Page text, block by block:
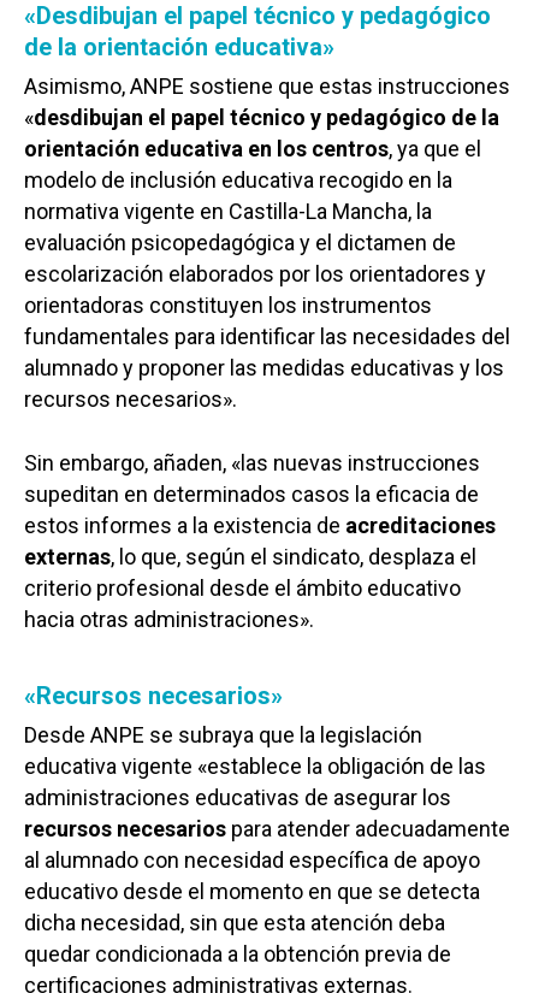
«Desdibujan el papel técnico y pedagógico
de la orientación educativa»
Asimismo, ANPE sostiene que estas instrucciones
«desdibujan el papel técnico y pedagógico de la
orientación educativa en los centros, ya que el
modelo de inclusión educativa recogido en la
normativa vigente en Castilla-La Mancha, la
evaluación psicopedagógica y el dictamen de
escolarización elaborados por los orientadores y
orientadoras constituyen los instrumentos
fundamentales para identificar las necesidades del
alumnado y proponer las medidas educativas y los
recursos necesarios».
Sin embargo, añaden, «las nuevas instrucciones
supeditan en determinados casos la eficacia de
estos informes a la existencia de acreditaciones
externas, lo que, según el sindicato, desplaza el
criterio profesional desde el ámbito educativo
hacia otras administraciones».
«Recursos necesarios»
Desde ANPE se subraya que la legislación
educativa vigente «establece la obligación de las
administraciones educativas de asegurar los
recursos necesarios para atender adecuadamente
al alumnado con necesidad específica de apoyo
educativo desde el momento en que se detecta
dicha necesidad, sin que esta atención deba
quedar condicionada a la obtención previa de
certificaciones administrativas externas.